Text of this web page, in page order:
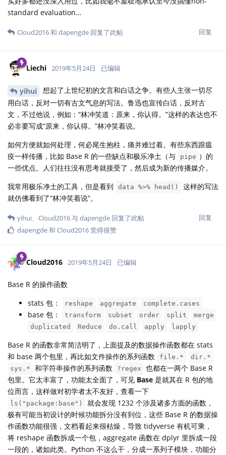
standard evaluation…
回复
Cloud2016和 dapengde 回复了此帖
Liechi 2019年5月24日 已编辑
yihui
想起了上世纪初的文言和白话之争。有些人主张一切尽
用白话，反对一切有古文气息的写法。鲁迅也宣传白话，反对古
文，不过他说，例如：“林冲笑道：原来，你认得。”这样的表达也不
必非要写成“原来，你认得。”林冲笑着说。
如何方便就如何处理，何必尾生抱柱，痛并难过着。有些东西跟瘟
疫一样传播，比如 Base R 的一些缺点和极乐净土（与
pipe ）的
一些优点。人们往往没有思考就接受了，然后成为新的传播媒介。
我常用极乐净土的工具，但是看到
data %>% head()
这样的写法
就仿佛看到了“林冲笑着说”。
回复
yihui、 Cloud2016与dapengde 回复了此帖
dapengde和 Cloud2016觉得很赞
Cloud2016 2019年5月24日 已编辑
Base R 的操作函数
stats 包：
reshape aggregate complete.cases
base 包： transform subset order split
merge
duplicated
Reduce do.call apply lapply
Base R 的函数非常简洁明了，上面提及的数据操作函数都在 stats
和 base 两个包里，再比如文件操作的系列函数
file.*
dir.*
sys.*
和字符串操作的系列函数 ?regex
也都在一两个 Base R
包里。它太丰富了，功能太全面了，可见 Base 是就其在 R 包的地
位而言，这样做对初学者太不友好，查看一下
ls("package:base")
就会发现 1232 个涉及诸多方面的函数，
极有可能当初设计的时候功能拆分没有到位，这些 Base R 的数据操
作函数功能很强，文档看起来很枯燥，导致 tidyverse 有机可乘，
将 reshape 函数拆成一个包，aggregate 函数在 dplyr 里拆成一段
一段的，诸如此类。Python 不这么干，分成一系列子模块，功能分